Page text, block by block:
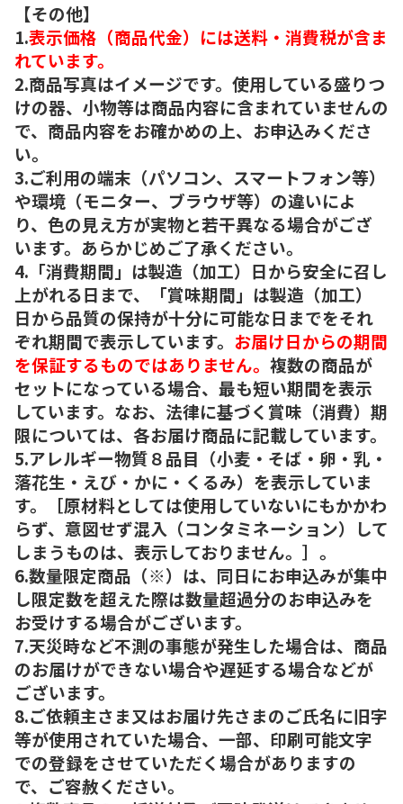
【その他】
1.表示価格（商品代金）には送料・消費税が含ま
れています。
2.商品写真はイメージです。使用している盛りつ
けの器、小物等は商品内容に含まれていませんの
で、商品内容をお確かめの上、お申込みくださ
い。
3.ご利用の端末（パソコン、スマートフォン等）
や環境（モニター、ブラウザ等）の違いによ
り、色の見え方が実物と若干異なる場合がござ
います。あらかじめご了承ください。
4.「消費期間」は製造（加工）日から安全に召し
上がれる日まで、「賞味期間」は製造（加工）
日から品質の保持が十分に可能な日までをそれ
ぞれ期間で表示しています。 お届け日からの期間
を保証するものではありません。 複数の商品が
セットになっている場合、最も短い期間を表示
しています。なお、法律に基づく賞味（消費）期
限については、各お届け商品に記載しています。
5.アレルギー物質８品目（小麦・そば・卵・乳・
落花生・えび・かに・くるみ）を表示していま
す。［原材料としては使用していないにもかかわ
らず、意図せず混入（コンタミネーション）して
しまうものは、表示しておりません。］。
6.数量限定商品（※）は、同日にお申込みが集中
し限定数を超えた際は数量超過分のお申込みを
お受けする場合がございます。
7.天災時など不測の事態が発生した場合は、商品
のお届けができない場合や遅延する場合などが
ございます。
8.ご依頼主さま又はお届け先さまのご氏名に旧字
等が使用されていた場合、一部、印刷可能文字
での登録をさせていただく場合がありますの
で、ご容赦ください。